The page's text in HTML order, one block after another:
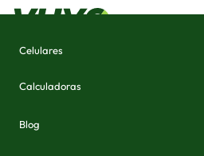
Celulares
Calculadoras
Blog